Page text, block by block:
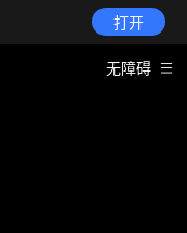
打开
无障碍